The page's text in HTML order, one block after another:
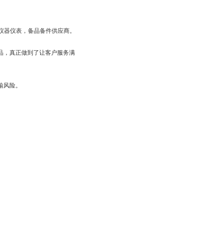
仪表，备品备件供应商。
，真正做到了让客户服务满
险。